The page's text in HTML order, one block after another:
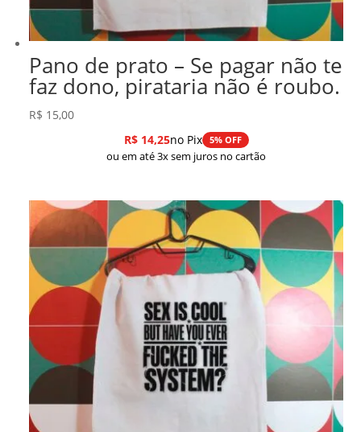
Pano de prato – Se pagar não te
faz dono, pirataria não é roubo.
R$ 15,00
R$14,25no Pix 5% OFF
ou em até 3x sem juros no cartão